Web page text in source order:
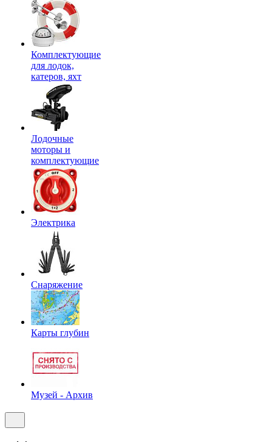
Комплектующие
для лодок,
катеров, яхт
Лодочные
моторы и
комплектующие
Электрика
Снаряжение
Карты глубин
Музей - Архив